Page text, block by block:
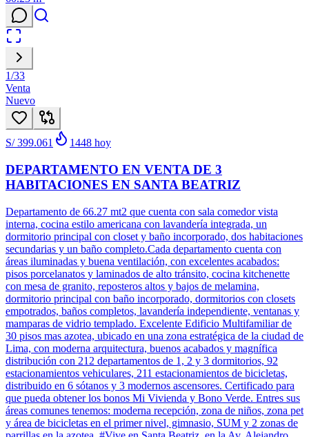
1/33
Venta
Nuevo
S/ 399.061 1448 hoy
DEPARTAMENTO EN VENTA DE 3
HABITACIONES EN SANTA BEATRIZ
Departamento de 66.27 mt2 que cuenta con sala comedor vista
interna, cocina estilo americana con lavandería integrada, un
dormitorio principal con closet y baño incorporado, dos habitaciones
secundarias y un baño completo.Cada departamento cuenta con
áreas iluminadas y buena ventilación, con excelentes acabados:
pisos porcelanatos y laminados de alto tránsito, cocina kitchenette
con mesa de granito, reposteros altos y bajos de melamina,
dormitorio principal con baño incorporado, dormitorios con closets
empotrados, baños completos, lavandería independiente, ventanas y
mamparas de vidrio templado. Excelente Edificio Multifamiliar de
30 pisos mas azotea, ubicado en una zona estratégica de la ciudad de
Lima, con moderna arquitectura, buenos acabados y magnífica
distribución con 212 departamentos de 1, 2 y 3 dormitorios, 92
estacionamientos vehiculares, 211 estacionamientos de bicicletas,
distribuido en 6 sótanos y 3 modernos ascensores. Certificado para
que pueda obtener los bonos Mi Vivienda y Bono Verde. Entres sus
áreas comunes tenemos: moderna recepción, zona de niños, zona pet
y área de bicicletas en el primer nivel, gimnasio, SUM y 2 zonas de